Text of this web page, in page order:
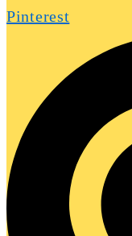
Pinterest